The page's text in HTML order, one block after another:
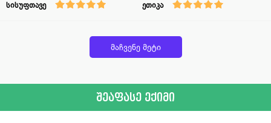
სისუფთავე ეთიკა
მაჩვენე მეტი
შეაფასე ექიმი